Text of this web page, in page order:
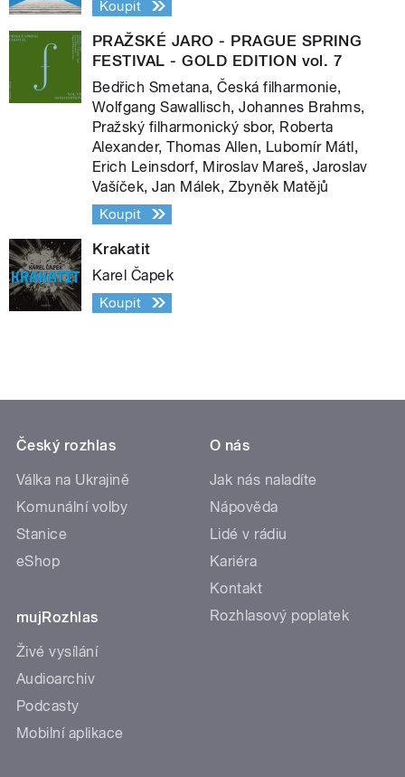
Koupit
PRAŽSKÉ JARO - PRAGUE SPRING
FESTIVAL - GOLD EDITION vol. 7
Bedřich Smetana, Česká filharmonie,
Wolfgang Sawallisch, Johannes Brahms,
Pražský filharmonický sbor, Roberta
Alexander, Thomas Allen, Lubomír Mátl,
Erich Leinsdorf, Miroslav Mareš, Jaroslav
Vašíček, Jan Málek, Zbyněk Matějů
Koupit
Krakatit
Karel Čapek
Koupit
Český rozhlas
Válka na Ukrajině
Komunální volby
Stanice
eShop
mujRozhlas
Živé vysílání
Audioarchiv
Podcasty
Mobilní aplikace
O nás
Jak nás naladíte
Nápověda
Lidé v rádiu
Kariéra
Kontakt
Rozhlasový poplatek